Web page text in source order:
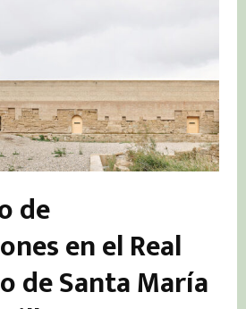
de
en el Real
de Santa María